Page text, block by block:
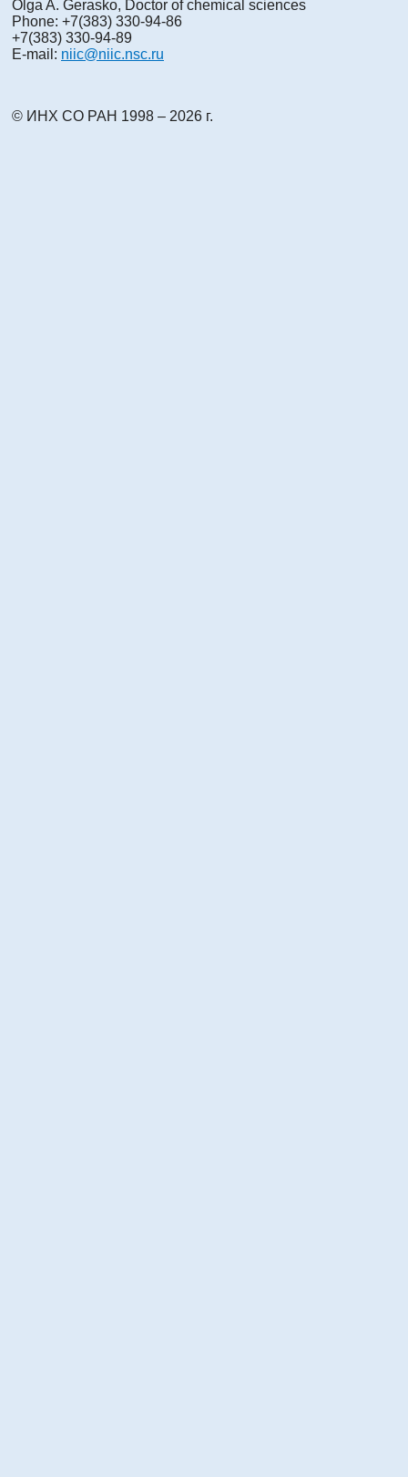
Olga A. Gerasko, Doctor of chemical sciences
Phone: +7(383) 330-94-86
+7(383) 330-94-89
E-mail: niic@niic.nsc.ru
© ИНХ СО РАН 1998 – 2026 г.